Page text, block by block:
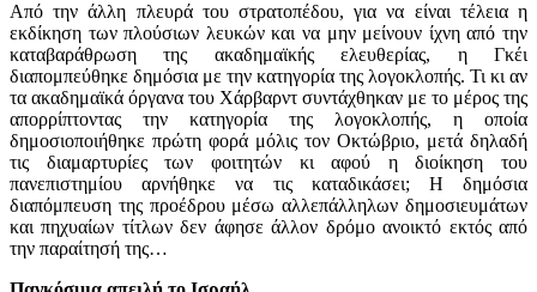
Από την άλλη πλευρά του στρατοπέδου, για να είναι τέλεια η
εκδίκηση των πλούσιων λευκών και να μην μείνουν ίχνη από την
καταβαράθρωση της ακαδημαϊκής ελευθερίας, η Γκέι
διαπομπεύθηκε δημόσια με την κατηγορία της λογοκλοπής. Τι κι αν
τα ακαδημαϊκά όργανα του Χάρβαρντ συντάχθηκαν με το μέρος της
απορρίπτοντας την κατηγορία της λογοκλοπής, η οποία
δημοσιοποιήθηκε πρώτη φορά μόλις τον Οκτώβριο, μετά δηλαδή
τις διαμαρτυρίες των φοιτητών κι αφού η διοίκηση του
πανεπιστημίου αρνήθηκε να τις καταδικάσει; Η δημόσια
διαπόμπευση της προέδρου μέσω αλλεπάλληλων δημοσιευμάτων
και πηχυαίων τίτλων δεν άφησε άλλον δρόμο ανοικτό εκτός από
την παραίτησή της…